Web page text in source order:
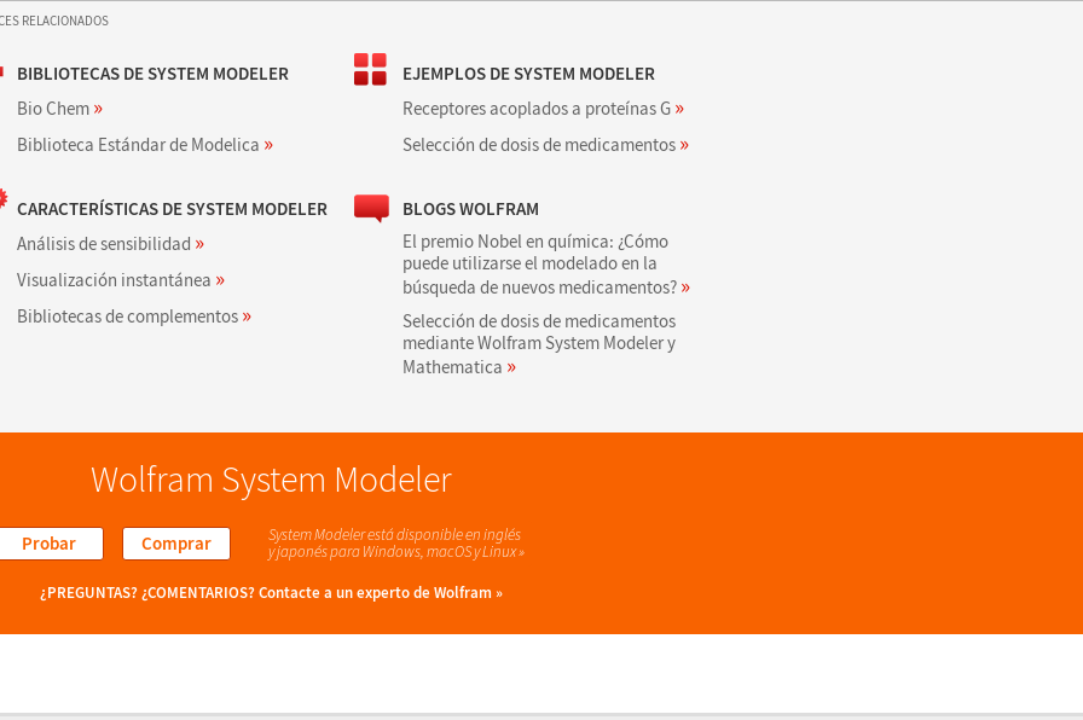
RELACIONADOS
BIBLIOTECAS DE SYSTEM MODELER
Bio Chem »
Biblioteca Estándar de Modelica »
EJEMPLOS DE SYSTEM MODELER
Receptores acoplados a proteínas G »
Selección de dosis de medicamentos »
CARACTERÍSTICAS DE SYSTEM MODELER
Análisis de sensibilidad »
Visualización instantánea »
Bibliotecas de complementos »
BLOGS WOLFRAM
El premio Nobel en química: ¿Cómo
puede utilizarse el modelado en la
búsqueda de nuevos medicamentos? »
Selección de dosis de medicamentos
mediante Wolfram System Modeler y
Mathematica »
Wolfram System Modeler
Probar Comprar
System Modeler está disponible en inglés
y japonéspara Windows, macOS y Linux »
¿PREGUNTAS? ¿COMENTARIOS? Contacte a un experto de Wolfram »